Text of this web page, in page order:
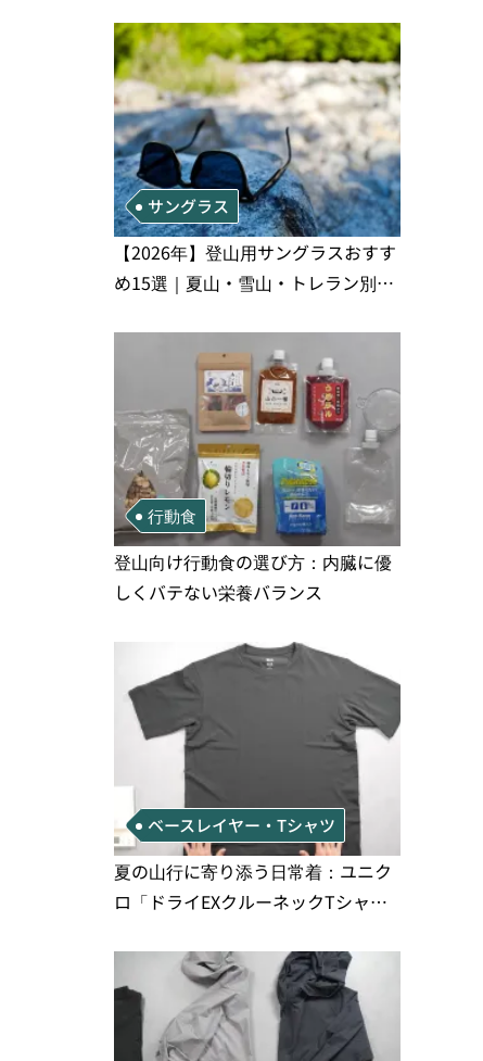
サングラス
【2026年】登山用サングラスおすす
め15選｜夏山・雪山・トレラン別、
行動食
登山向け行動食の選び方：内臓に優
しくバテない栄養バランス
ベースレイヤー・Tシャツ
夏の山行に寄り添う日常着：ユニク
ロ「ドライEXクルーネックTシャ